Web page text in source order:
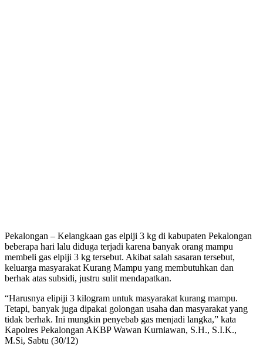
Pekalongan – Kelangkaan gas elpiji 3 kg di kabupaten Pekalongan
beberapa hari lalu diduga terjadi karena banyak orang mampu
membeli gas elpiji 3 kg tersebut. Akibat salah sasaran tersebut,
keluarga masyarakat Kurang Mampu yang membutuhkan dan
berhak atas subsidi, justru sulit mendapatkan.
“Harusnya elipiji 3 kilogram untuk masyarakat kurang mampu.
Tetapi, banyak juga dipakai golongan usaha dan masyarakat yang
tidak berhak. Ini mungkin penyebab gas menjadi langka,” kata
Kapolres Pekalongan AKBP Wawan Kurniawan, S.H., S.I.K.,
M.Si, Sabtu (30/12)